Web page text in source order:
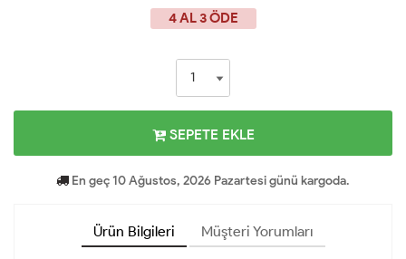
4 AL 3 ÖDE
SEPETE EKLE
En geç 10 Ağustos, 2026 Pazartesi günü kargoda.
Ürün Bilgileri Müşteri Yorumları